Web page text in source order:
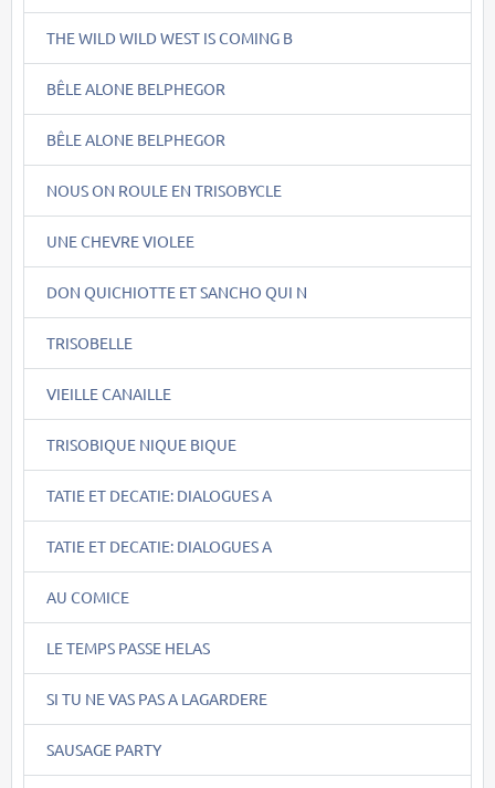
THE WILD WILD WEST IS COMING B
BÊLE ALONE BELPHEGOR
BÊLE ALONE BELPHEGOR
NOUS ON ROULE EN TRISOBYCLE
UNE CHEVRE VIOLEE
DON QUICHIOTTE ET SANCHO QUI N
TRISOBELLE
VIEILLE CANAILLE
TRISOBIQUE NIQUE BIQUE
TATIE ET DECATIE: DIALOGUES A
TATIE ET DECATIE: DIALOGUES A
AU COMICE
LE TEMPS PASSE HELAS
SI TU NE VAS PAS A LAGARDERE
SAUSAGE PARTY